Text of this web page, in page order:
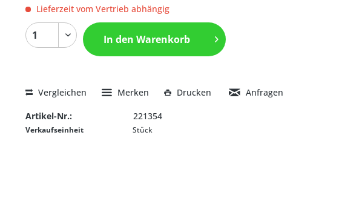
Lieferzeit vom Vertrieb abhängig
In den Warenkorb
Vergleichen Merken Drucken Anfragen
Artikel-Nr.: 221354
Verkaufseinheit Stück